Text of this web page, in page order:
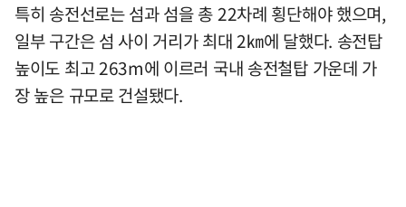
특히 송전선로는 섬과 섬을 총 22차례 횡단해야 했으며,
일부 구간은 섬 사이 거리가 최대 2㎞에 달했다. 송전탑
높이도 최고 263m에 이르러 국내 송전철탑 가운데 가
장 높은 규모로 건설됐다.